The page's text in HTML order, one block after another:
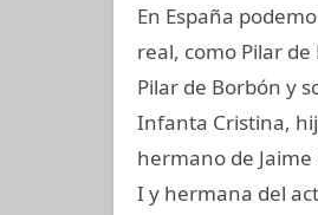
En España
real, como Pilar
Pilar de Borbón y
Infanta Cristina,
hermano de Jaime
I y hermana del